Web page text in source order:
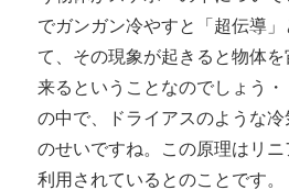
でガンガン冷やすと「超伝導
て、その現象が起きると物体
来るということなのでしょう
の中で、ドライアスのような
のせいですね。この原理はリ
利用されているとのことです。